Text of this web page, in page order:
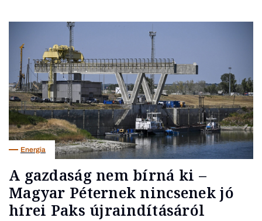
Energia
A gazdaság nem bírná ki –
Magyar Péternek nincsenek jó
hírei Paks újraindításáról